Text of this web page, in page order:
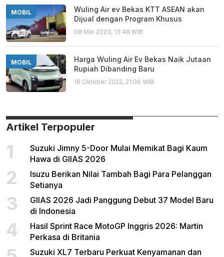
MOBIL
Wuling Air ev Bekas KTT ASEAN akan
Dijual dengan Program Khusus
08 Mei 2023, 13:48 WIB
MOBIL
Harga Wuling Air Ev Bekas Naik Jutaan
Rupiah Dibanding Baru
18 Oktober 2022, 21:06 WIB
Artikel Terpopuler
1
Suzuki Jimny 5-Door Mulai Memikat Bagi Kaum
Hawa di GIIAS 2026
2
Isuzu Berikan Nilai Tambah Bagi Para Pelanggan
Setianya
3
GIIAS 2026 Jadi Panggung Debut 37 Model Baru
di Indonesia
4
Hasil Sprint Race MotoGP Inggris 2026: Martin
Perkasa di Britania
Suzuki XL7 Terbaru Perkuat Kenyamanan dan